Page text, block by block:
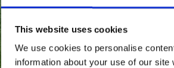
This website uses cookies
We use cookies to personalise
information about your use of our